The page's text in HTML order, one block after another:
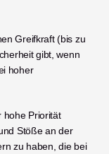
Greifkraft (bis zu
gibt, wenn
hoher
hohe Priorität
Stöße an der
zu haben, die bei